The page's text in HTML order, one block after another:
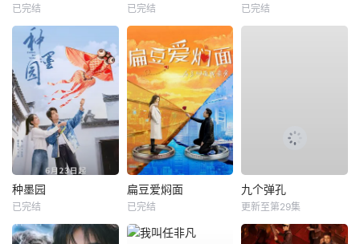
已完结 已完结 已完结
种墨园
已完结
扁豆爱焖面
已完结
九个弹孔
更新至第29集